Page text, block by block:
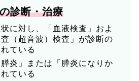
診断・治療
に対し、「血液検査」およ
（超音波）検査」が診断の
ている
炎」または「膵炎になりか
ている